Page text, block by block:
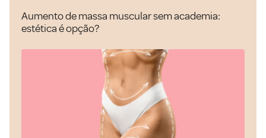
Aumento de massa muscular sem academia:
estética é opção?